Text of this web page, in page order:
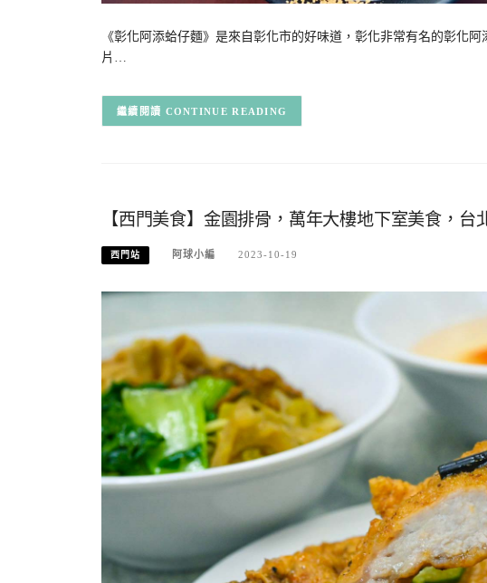
《彰化阿添蛤仔麵》是來自彰化市的好味道，彰化非常有名的彰化
片…
CONTINUE READING
【西門美食】金園排骨，萬年大樓地下室美食，台
西門站 阿球小編 2023-10-19